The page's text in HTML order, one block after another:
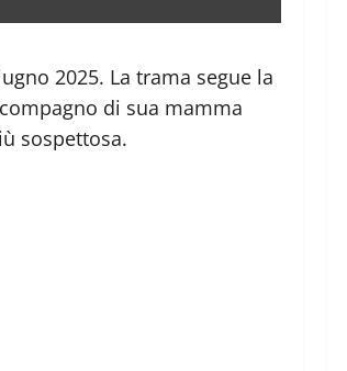
2025. La trama segue la
di sua mamma
sospettosa.